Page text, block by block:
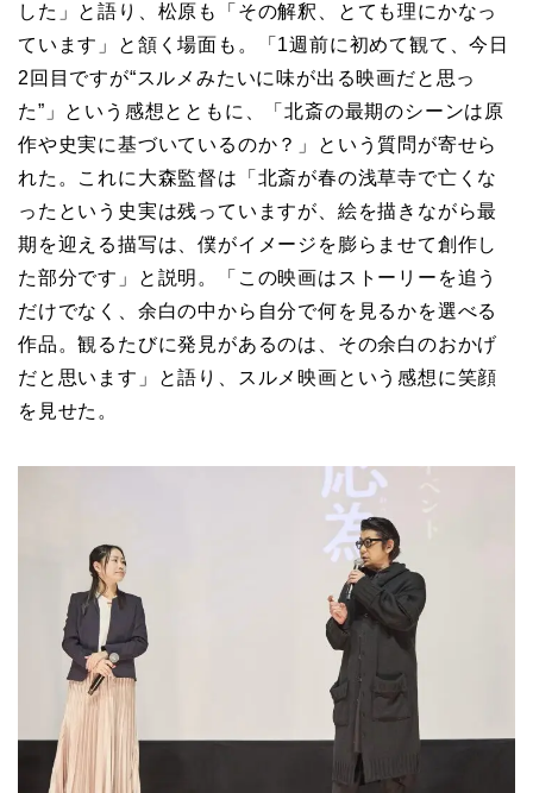
した」と語り、松原も「その解釈、とても理にかなっ
ています」と頷く場面も。「1週前に初めて観て、今日
2回目ですが“スルメみたいに味が出る映画だと思っ
た”」という感想とともに、「北斎の最期のシーンは原
作や史実に基づいているのか？」という質問が寄せら
れた。これに大森監督は「北斎が春の浅草寺で亡くな
ったという史実は残っていますが、絵を描きながら最
期を迎える描写は、僕がイメージを膨らませて創作し
た部分です」と説明。「この映画はストーリーを追う
だけでなく、余白の中から自分で何を見るかを選べる
作品。観るたびに発見があるのは、その余白のおかげ
だと思います」と語り、スルメ映画という感想に笑顔
を見せた。